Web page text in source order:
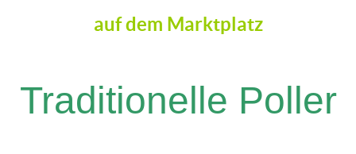
auf dem Marktplatz
Traditionelle Poller